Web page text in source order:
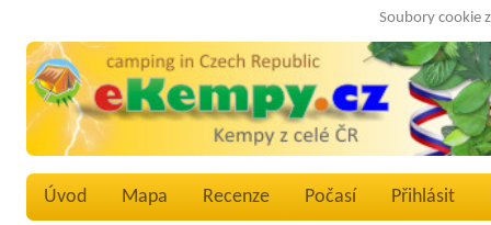
Soubory cookie
Úvod Mapa Recenze Počasí Přihlásit